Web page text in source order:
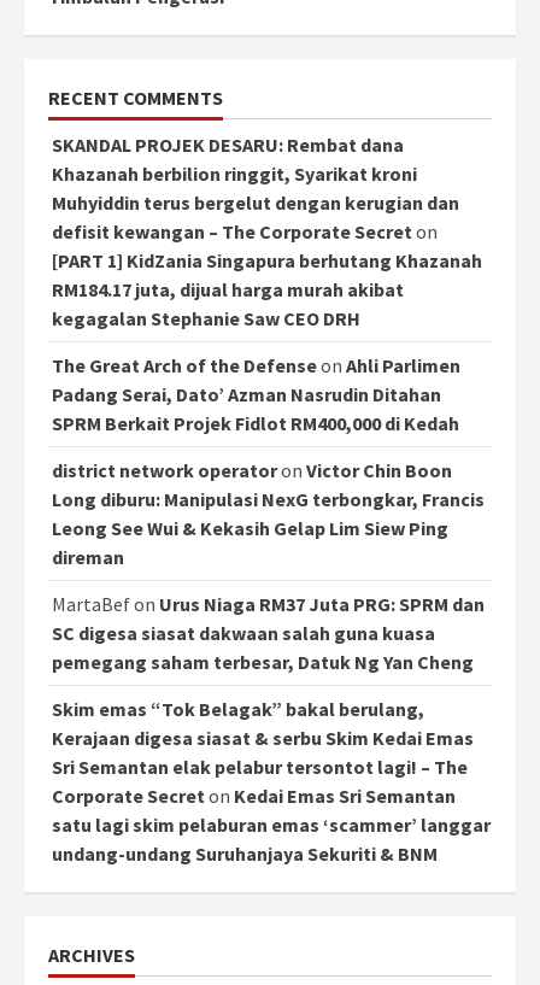
RECENT COMMENTS
SKANDAL PROJEK DESARU: Rembat dana
Khazanah berbilion ringgit, Syarikat kroni
Muhyiddin terus bergelut dengan kerugian dan
defisit kewangan – The Corporate Secreton
[PART 1] KidZania Singapura berhutang Khazanah
RM184.17 juta, dijual harga murah akibat
kegagalan Stephanie Saw CEO DRH
The Great Arch of the Defenseon Ahli Parlimen
Padang Serai, Dato’ Azman Nasrudin Ditahan
SPRM Berkait Projek Fidlot RM400,000 di Kedah
district network operatoron Victor Chin Boon
Long diburu: Manipulasi NexG terbongkar, Francis
Leong See Wui & Kekasih Gelap Lim Siew Ping
direman
MartaBefon Urus Niaga RM37 Juta PRG: SPRM dan
SC digesa siasat dakwaan salah guna kuasa
pemegang saham terbesar, Datuk Ng Yan Cheng
Skim emas “Tok Belagak” bakal berulang,
Kerajaan digesa siasat & serbu Skim Kedai Emas
Sri Semantan elak pelabur tersontot lagi! – The
Corporate Secreton Kedai Emas Sri Semantan
satu lagi skim pelaburan emas ‘scammer’ langgar
undang-undang Suruhanjaya Sekuriti & BNM
ARCHIVES